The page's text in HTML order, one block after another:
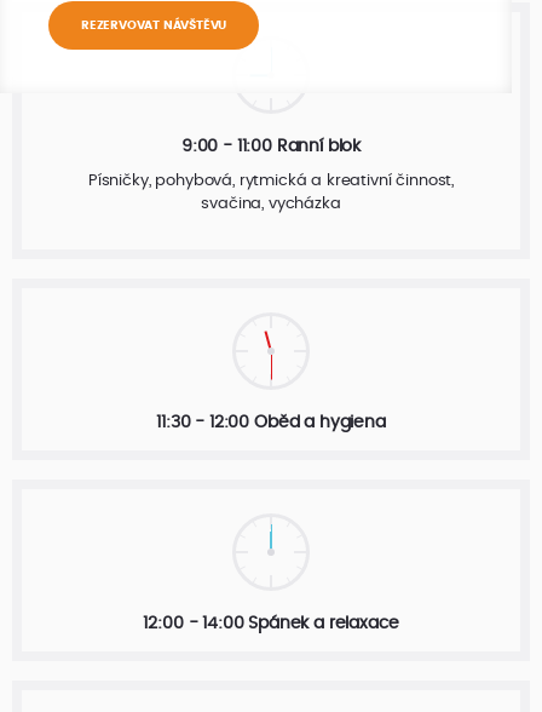
9:00 - 11:00 Ranní blok
Písničky, pohybová, rytmická a kreativní činnost,
svačina, vycházka
11:30 - 12:00 Oběd a hygiena
12:00 - 14:00 Spánek a relaxace
REZERVOVAT NÁVŠTĚVU